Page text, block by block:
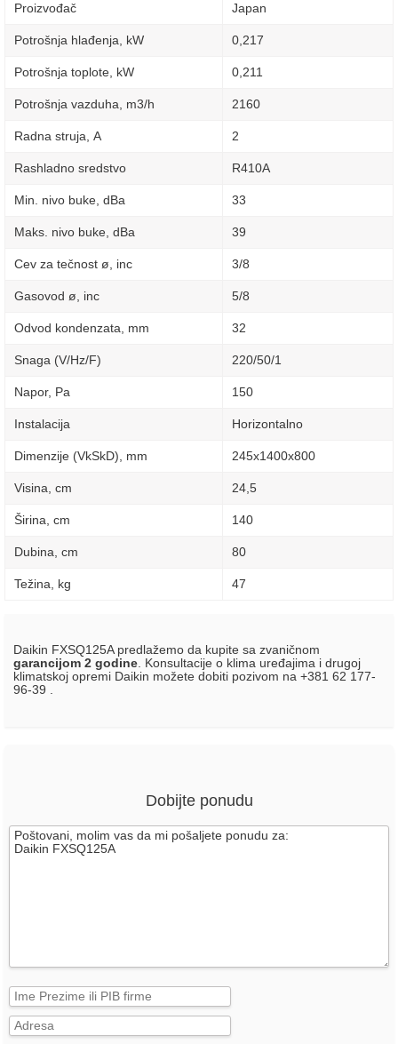
Proizvođač Japan
Potrošnja hlađenja, kW 0,217
Potrošnja toplote, kW 0,211
Potrošnja vazduha, m3/h 2160
Radna struja, А 2
Rashladno sredstvo R410A
Min. nivo buke, dBa 33
Maks. nivo buke, dBa 39
Cev za tečnost ø, inc 3/8
Gasovod ø, inc 5/8
Odvod kondenzata, mm 32
Snaga (V/Hz/F) 220/50/1
Napor, Pa 150
Instalacija Horizontalno
Dimenzije (VkSkD), mm 245x1400x800
Visina, сm 24,5
Širina, сm 140
Dubina, сm 80
Težina, kg 47
Daikin FXSQ125A predlažemo da kupite sa zvaničnom
garancijom 2 godine. Konsultacije o klima uređajima i drugoj
klimatskoj opremi Daikin možete dobiti pozivom na +381 62 177-
96-39 .
Dobijte ponudu